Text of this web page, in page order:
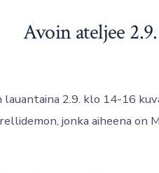
Avoin ateljee
2.9. klo 14-16
jonka aiheena on